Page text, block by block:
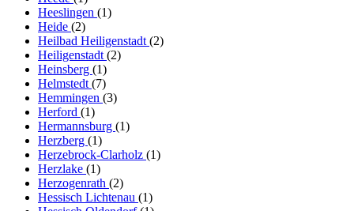
Heeslingen (1)
Heide (2)
Heilbad Heiligenstadt (2)
Heiligenstadt (2)
Heinsberg (1)
Helmstedt (7)
Hemmingen (3)
Herford (1)
Hermannsburg (1)
Herzberg (1)
Herzebrock-Clarholz (1)
Herzlake (1)
Herzogenrath (2)
Hessisch Lichtenau (1)